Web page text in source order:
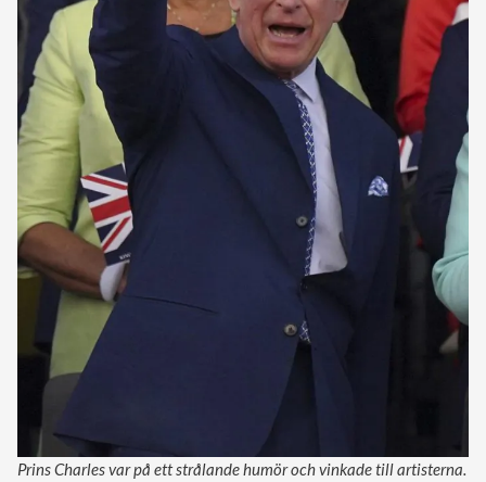
Prins Charles var på ett strålande humör och vinkade till artisterna.